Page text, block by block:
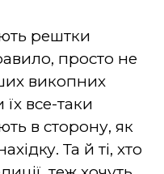
рештки
просто не
викопних
все-таки
в сторону, як
Та й ті, хто